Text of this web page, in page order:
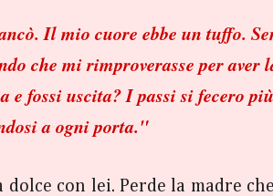
Il mio cuore ebbe un tuffo.
che mi rimproverasse per
e fossi uscita? I passi si fecero
a ogni porta."
con lei. Perde la madre